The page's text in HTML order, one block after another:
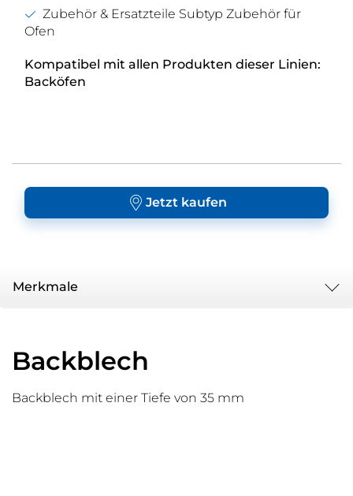
Zubehör & Ersatzteile Subtyp Zubehör für
Ofen
Kompatibel mit allen Produkten dieser Linien:
Backöfen
Jetzt kaufen
Merkmale
Backblech
Backblech mit einer Tiefe von 35 mm